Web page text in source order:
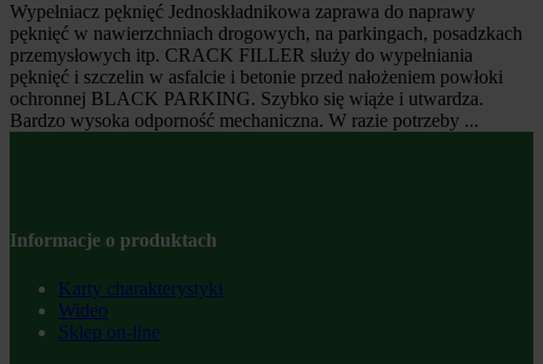
Wypełniacz pęknięć Jednoskładnikowa zaprawa do naprawy
pęknięć w nawierzchniach drogowych, na parkingach, posadzkach
przemysłowych itp. CRACK FILLER służy do wypełniania
pęknięć i szczelin w asfalcie i betonie przed nałożeniem powłoki
ochronnej BLACK PARKING. Szybko się wiąże i utwardza.
Bardzo wysoka odporność mechaniczna. W razie potrzeby ...
Informacje o produktach
Karty charakterystyki
Wideo
Sklep on-line